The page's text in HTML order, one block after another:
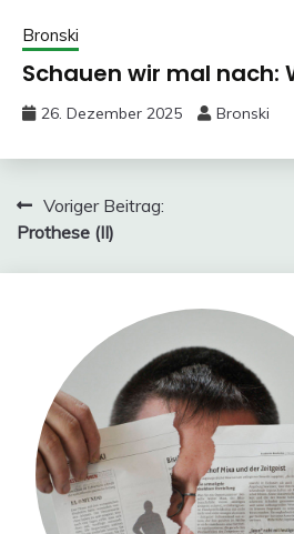
Bronski
Schauen wir mal nach:
26. Dezember 2025 Bronski
Beitragsnavigation
Voriger Beitrag:
Prothese (II)